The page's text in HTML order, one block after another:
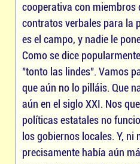
cooperativa con miembros
contratos verbales para la
es el campo, y nadie le
Como se dice
"tonto las lindes". Vamos
que aún no lo pilláis. Que
aún en el siglo XXI. Nos
políticas estatales no
los gobiernos locales. Y, ni
precisamente había aún